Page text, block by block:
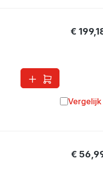
€
Vergelijk
€